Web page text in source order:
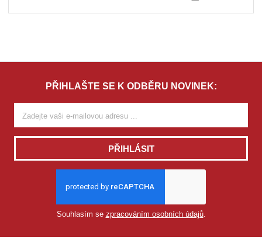
PŘIHLAŠTE SE K ODBĚRU NOVINEK:
PŘIHLÁSIT
Souhlasím se zpracováním osobních údajů.